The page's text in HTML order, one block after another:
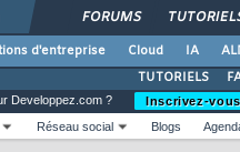
FORUMS
d'entreprise Cloud IA
TUTORIELS
Developpez.com ?
Inscrivez-
Réseau social Blogs